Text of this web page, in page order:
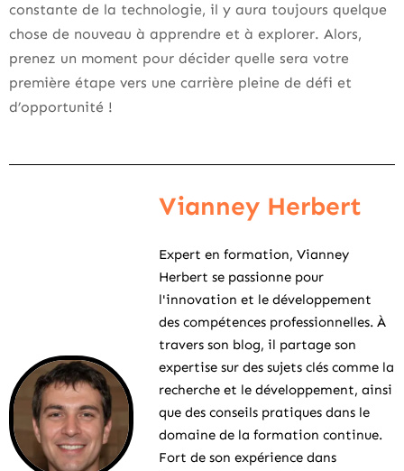
constante de la technologie, il y aura toujours quelque
chose de nouveau à apprendre et à explorer. Alors,
prenez un moment pour décider quelle sera votre
première étape vers une carrière pleine de défi et
d’opportunité !
Vianney Herbert
Expert en formation, Vianney
Herbert se passionne pour
l'innovation et le développement
des compétences professionnelles. À
travers son blog, il partage son
expertise sur des sujets clés comme la
recherche et le développement, ainsi
que des conseils pratiques dans le
domaine de la formation continue.
Fort de son expérience dans